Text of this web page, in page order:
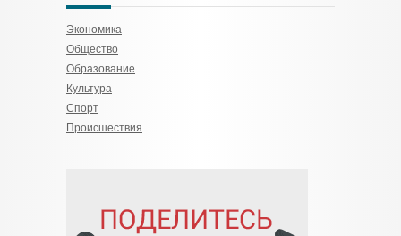
Экономика
Общество
Образование
Культура
Спорт
Происшествия